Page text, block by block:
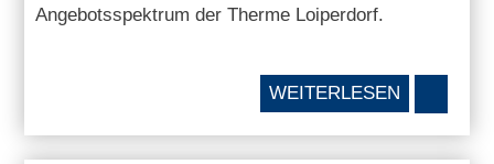
Angebotsspektrum der Therme Loiperdorf.
WEITERLESEN